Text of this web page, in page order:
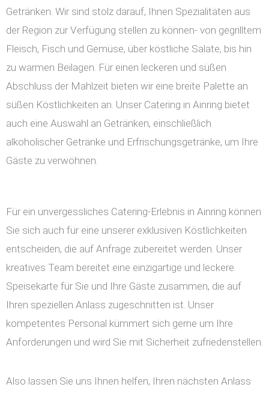
Getränken. Wir sind stolz darauf, Ihnen Spezialitäten aus
der Region zur Verfügung stellen zu können- von gegrilltem
Fleisch, Fisch und Gemüse, über köstliche Salate, bis hin
zu warmen Beilagen. Für einen leckeren und süßen
Abschluss der Mahlzeit bieten wir eine breite Palette an
süßen Köstlichkeiten an. Unser Catering in Ainring bietet
auch eine Auswahl an Getränken, einschließlich
alkoholischer Getränke und Erfrischungsgetränke, um Ihre
Gäste zu verwöhnen.
Für ein unvergessliches Catering-Erlebnis in Ainring können
Sie sich auch für eine unserer exklusiven Köstlichkeiten
entscheiden, die auf Anfrage zubereitet werden. Unser
kreatives Team bereitet eine einzigartige und leckere
Speisekarte für Sie und Ihre Gäste zusammen, die auf
Ihren speziellen Anlass zugeschnitten ist. Unser
kompetentes Personal kümmert sich gerne um Ihre
Anforderungen und wird Sie mit Sicherheit zufriedenstellen.
Also lassen Sie uns Ihnen helfen, Ihren nächsten Anlass